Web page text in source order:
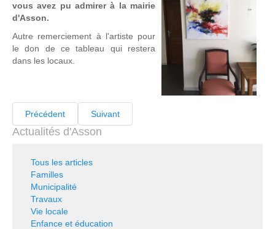
vous avez pu admirer à la mairie
d'Asson.
Autre remerciement à l'artiste pour
le don de ce tableau qui restera
dans les locaux.
Précédent Suivant
Actualités d'Asson
Tous les articles
Familles
Municipalité
Travaux
Vie locale
Enfance et éducation